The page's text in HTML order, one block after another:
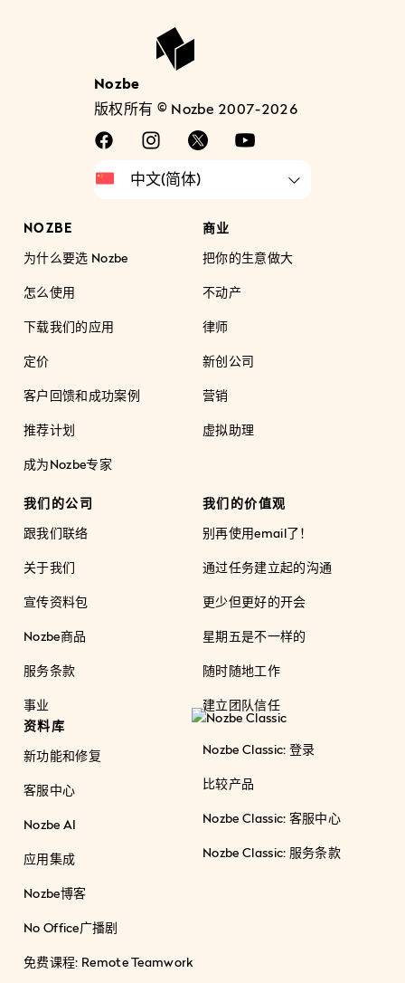
Nozbe
版权所有 © Nozbe 2007-2026
NOZBE
为什么要选 Nozbe
怎么使用
下载我们的应用
定价
客户回馈和成功案例
推荐计划
成为Nozbe专家
商业
把你的生意做大
不动产
律师
新创公司
营销
虚拟助理
我们的公司
跟我们联络
关于我们
宣传资料包
Nozbe商品
服务条款
事业
我们的价值观
别再使用email了！
通过任务建立起的沟通
更少但更好的开会
星期五是不一样的
随时随地工作
建立团队信任
资料库
新功能和修复
客服中心
Nozbe AI
应用集成
Nozbe博客
No Office广播剧
免费课程: Remote Teamwork
Nozbe Classic: 登录
比较产品
Nozbe Classic: 客服中心
Nozbe Classic: 服务条款